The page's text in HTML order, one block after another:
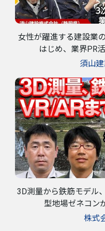
女性が躍進する建設業
はじめ、業界PR
須山
3D測量から鉄筋モデル
型地場ゼネコン
株式